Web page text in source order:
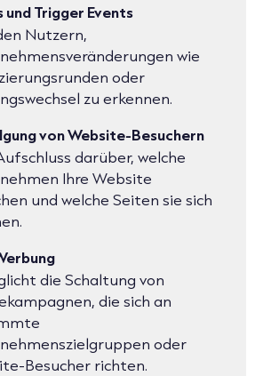
und Trigger Events
Nutzern,
wie
oder
zu erkennen.
von Website-Besuchern
darüber, welche
Ihre Website
und welche Seiten sie sich
die Schaltung von
die sich an
oder
Besucher richten.